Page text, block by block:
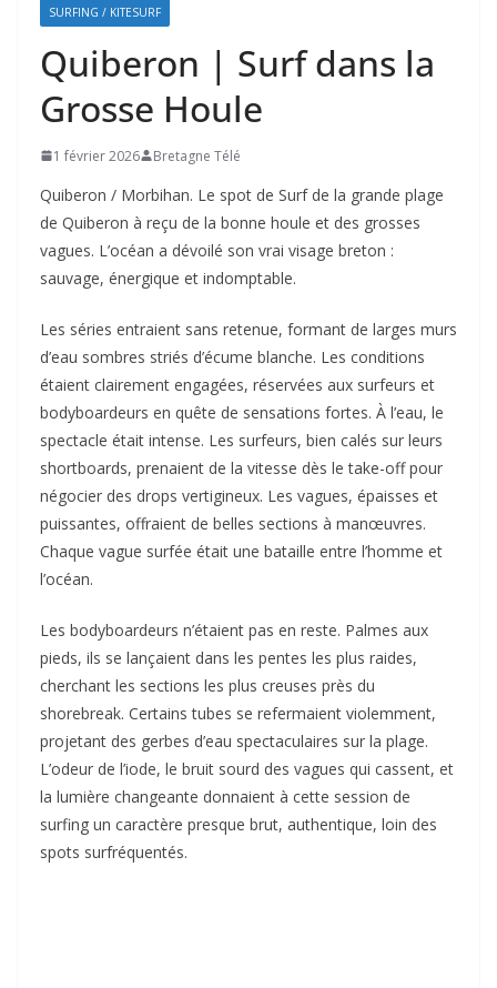
SURFING / KITESURF
Quiberon | Surf dans la
Grosse Houle
1 février 2026 Bretagne Télé
Quiberon / Morbihan. Le spot de Surf de la grande plage
de Quiberon à reçu de la bonne houle et des grosses
vagues. L’océan a dévoilé son vrai visage breton :
sauvage, énergique et indomptable.
Les séries entraient sans retenue, formant de larges murs
d’eau sombres striés d’écume blanche. Les conditions
étaient clairement engagées, réservées aux surfeurs et
bodyboardeurs en quête de sensations fortes. À l’eau, le
spectacle était intense. Les surfeurs, bien calés sur leurs
shortboards, prenaient de la vitesse dès le take-off pour
négocier des drops vertigineux. Les vagues, épaisses et
puissantes, offraient de belles sections à manœuvres.
Chaque vague surfée était une bataille entre l’homme et
l’océan.
Les bodyboardeurs n’étaient pas en reste. Palmes aux
pieds, ils se lançaient dans les pentes les plus raides,
cherchant les sections les plus creuses près du
shorebreak. Certains tubes se refermaient violemment,
projetant des gerbes d’eau spectaculaires sur la plage.
L’odeur de l’iode, le bruit sourd des vagues qui cassent, et
la lumière changeante donnaient à cette session de
surfing un caractère presque brut, authentique, loin des
spots surfréquentés.